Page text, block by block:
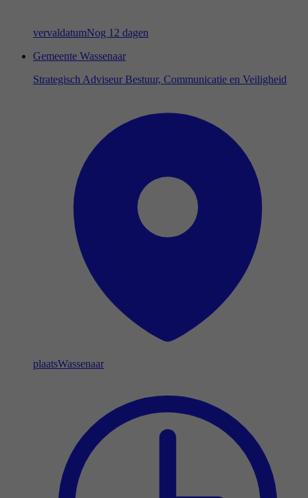
vervaldatumNog 12 dagen
Gemeente Wassenaar
Strategisch Adviseur Bestuur, Communicatie en Veiligheid
plaatsWassenaar